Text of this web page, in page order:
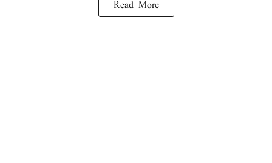
Read More